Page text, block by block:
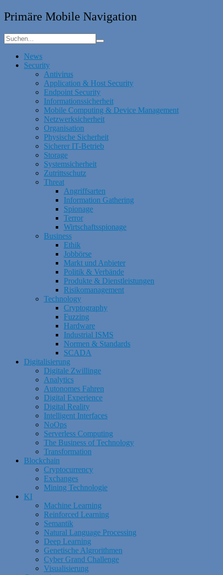
Primäre Mobile Navigation
News
Security
Antivirus
Application & Host Security
Endpoint Security
Informationssicherheit
Mobile Computing & Device Management
Netzwerksicherheit
Organisation
Physische Sicherheit
Sicherer IT-Betrieb
Storage
Systemsicherheit
Zutrittsschutz
Threat
Angriffsarten
Information Gathering
Spionage
Terror
Wirtschaftsspionage
Business
Ethik
Jobbörse
Markt und Anbieter
Politik & Verbände
Produkte & Dienstleistungen
Risikomanagement
Technology
Cryptography
Fuzzing
Hardware
Industrial ISMS
Normen & Standards
SCADA
Digitalisierung
Digitale Zwillinge
Analytics
Autonomes Fahren
Digital Experience
Digital Reality
Intelligent Interfaces
NoOps
Serverless Computing
The Business of Technology
Transformation
Blockchain
Cryptocurrency
Exchanges
Mining Technologie
KI
Machine Learning
Reinforced Learning
Semantik
Natural Language Processing
Deep Learning
Genetische Algrorithmen
Cyber Grand Challenge
Visualisierung